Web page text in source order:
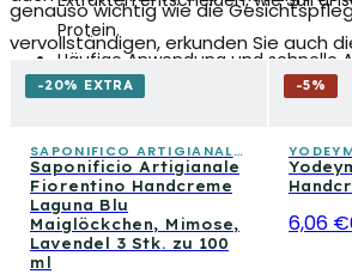
Protein.
Häufige Anwendung und schnelle
leichten Formeln BellaOggi Baby
absorbiert.
Nagelbehandlung:Die Collistar
Reparaturcreme wirkt auch auf die
stärkt sie.
genauso wichtig wie die
vervollständigen, erkunden Sie auch
feuchtigkeitsspendende Körpercremes,
vollständige Pflegeroutine für die
Halses.
-20% EXTRA
SAPONIFICO ARTIGIANALE FIORENTINO
Saponificio Artigianale
Fiorentino Handcreme
Laguna Blu
Maiglöckchen, Mimose,
Lavendel 3 Stk. zu 100
ml
-5%
6,06 €